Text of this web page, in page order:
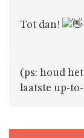
Tot dan!
(ps: houd
laatste up-